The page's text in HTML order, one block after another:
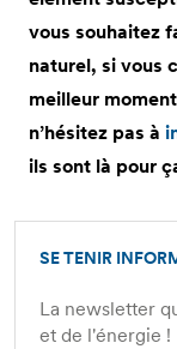
vous souhaitez
naturel, si vous
meilleur
n’hésitez pas à
ils sont là pour
SE TENIR
La newsletter
et de l'énergie !